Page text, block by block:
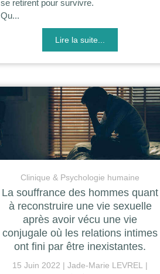
se retirent pour survivre.
Qu...
Lire la suite...
Clinique & Psychologie humaine
La souffrance des hommes quant
à reconstruire une vie sexuelle
après avoir vécu une vie
conjugale où les relations intimes
ont fini par être inexistantes.
15 Juin 2022
Jade-Marie LEVREL